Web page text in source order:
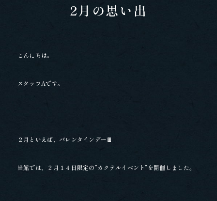
2月の思い出
こんにちは。
スタッフAです。
２月といえば、バレンタインデー🍫
当館では、２月１４日限定の”カクテルイベント”を開催しました。